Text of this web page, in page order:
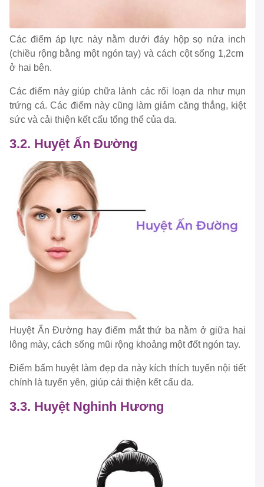
Các điểm áp lực này nằm dưới đáy hộp sọ nửa inch
(chiều rộng bằng một ngón tay) và cách cột sống 1,2cm
ở hai bên.
Các điểm này giúp chữa lành các rối loạn da như mụn
trứng cá. Các điểm này cũng làm giảm căng thẳng, kiệt
sức và cải thiện kết cấu tổng thể của da.
3.2. Huyệt Ấn Đường
Huyệt Ấn Đường hay điểm mắt thứ ba nằm ở giữa hai
lông mày, cách sống mũi rộng khoảng một đốt ngón tay.
Điểm bấm huyệt làm đẹp da này kích thích tuyến nội tiết
chính là tuyến yên, giúp cải thiện kết cấu da.
3.3. Huyệt Nghinh Hương